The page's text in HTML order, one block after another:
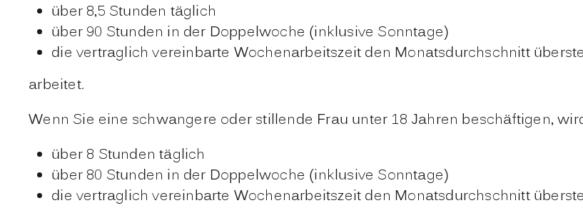
über 8,5 Stunden täglich
über 90 Stunden in der Doppelwoche (inklusive Sonntage)
die vertraglich vereinbarte Wochenarbeitszeit den Monatsdurchschnitt
arbeitet.
Wenn Sie eine schwangere oder stillende Frau unter 18 Jahren beschäftigen,
über 8 Stunden täglich
über 80 Stunden in der Doppelwoche (inklusive Sonntage)
die vertraglich vereinbarte Wochenarbeitszeit den Monatsdurchschnitt